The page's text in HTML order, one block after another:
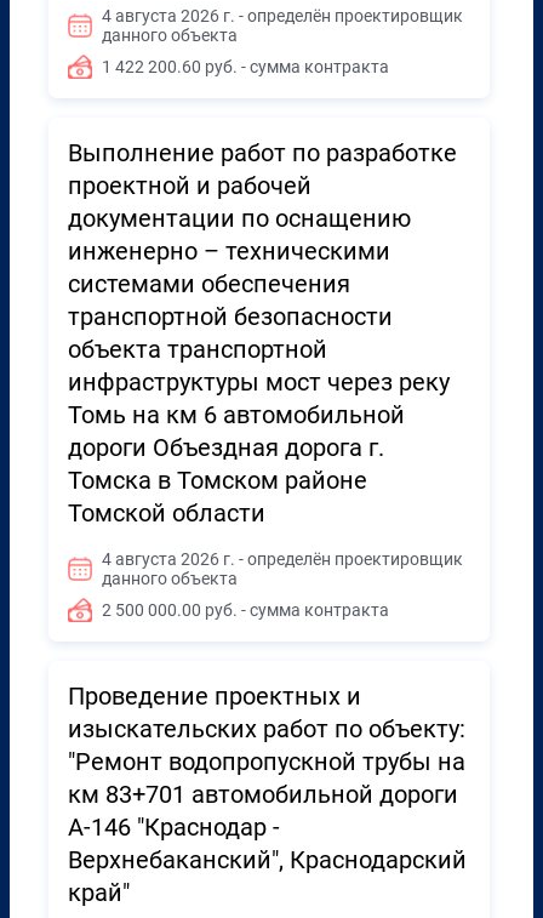
4 августа 2026 г. - определён проектировщик
данного объекта
1 422 200.60 руб. - сумма контракта
Выполнение работ по разработке
проектной и рабочей
документации по оснащению
инженерно – техническими
системами обеспечения
транспортной безопасности
объекта транспортной
инфраструктуры мост через реку
Томь на км 6 автомобильной
дороги Объездная дорога г.
Томска в Томском районе
Томской области
4 августа 2026 г. - определён проектировщик
данного объекта
2 500 000.00 руб. - сумма контракта
Проведение проектных и
изыскательских работ по объекту:
"Ремонт водопропускной трубы на
км 83+701 автомобильной дороги
А-146 "Краснодар -
Верхнебаканский", Краснодарский
край"